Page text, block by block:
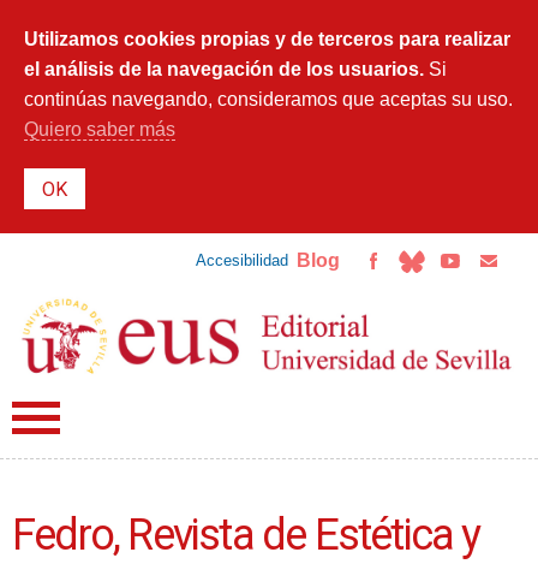
contenido
principal
Utilizamos cookies propias y de terceros para realizar
el análisis de la navegación de los usuarios. Si
continúas navegando, consideramos que aceptas su uso.
Quiero saber más
Accesibilidad Blog
Fedro, Revista de Estética y